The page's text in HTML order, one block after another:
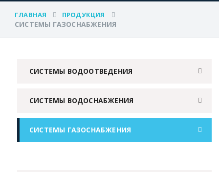
ГЛАВНАЯ ПРОДУКЦИЯ
СИСТЕМЫ ГАЗОСНАБЖЕНИЯ
СИСТЕМЫ ВОДООТВЕДЕНИЯ
СИСТЕМЫ ВОДОСНАБЖЕНИЯ
СИСТЕМЫ ГАЗОСНАБЖЕНИЯ